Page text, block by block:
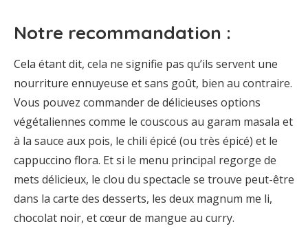
Notre recommandation :
Cela étant dit, cela ne signifie pas qu’ils servent une
nourriture ennuyeuse et sans goût, bien au contraire.
Vous pouvez commander de délicieuses options
végétaliennes comme le couscous au garam masala et
à la sauce aux pois, le chili épicé (ou très épicé) et le
cappuccino flora. Et si le menu principal regorge de
mets délicieux, le clou du spectacle se trouve peut-être
dans la carte des desserts, les deux magnum me li,
chocolat noir, et cœur de mangue au curry.